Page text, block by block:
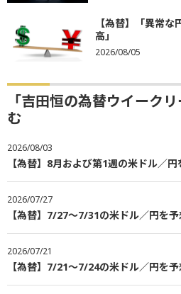
【為替】「異常
高」
2026/08/05
「吉田恒の為替ウイーク
む
2026/08/03
【為替】8月および第1週の米ドル／
2026/07/27
【為替】7/27～7/31の米ドル／円を
2026/07/21
【為替】7/21～7/24の米ドル／円を